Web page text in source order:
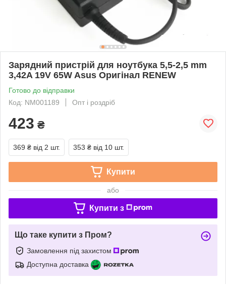
Зарядний пристрій для ноутбука 5,5-2,5 mm
3,42A 19V 65W Asus Оригінал RENEW
Готово до відправки
Код: NM001189
Опт і роздріб
423 ₴
369 ₴ від 2 шт. 353 ₴ від 10 шт.
Купити
або
Купити з
Що таке купити з Пром?
Замовлення під захистом
Доступна доставка